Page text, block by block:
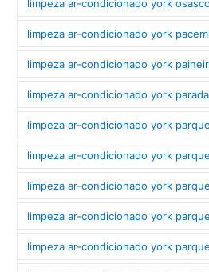
limpeza ar-condicionado york osasco
limpeza ar-condicionado york
limpeza ar-condicionado york
limpeza ar-condicionado york
limpeza ar-condicionado york
limpeza ar-condicionado york
limpeza ar-condicionado york
limpeza ar-condicionado york
limpeza ar-condicionado york